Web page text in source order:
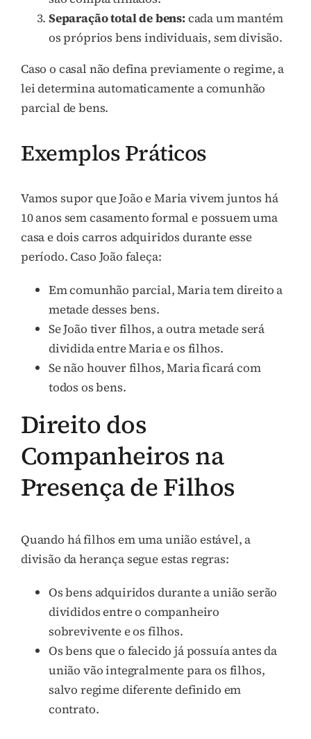
Separação total de bens:cada um mantém
os próprios bens individuais, sem divisão.
Caso o casal não defina previamente o regime, a
lei determina automaticamente a comunhão
parcial de bens.
Exemplos Práticos
Vamos supor que João e Maria vivem juntos há
10 anos sem casamento formal e possuem uma
casa e dois carros adquiridos durante esse
período. Caso João faleça:
Em comunhão parcial, Maria tem direito a
metade desses bens.
Se João tiver filhos, a outra metade será
dividida entre Maria e os filhos.
Se não houver filhos, Maria ficará com
todos os bens.
Direito dos
Companheiros na
Presença de Filhos
Quando há filhos em uma união estável, a
divisão da herança segue estas regras:
Os bens adquiridos durante a união serão
divididos entre o companheiro
sobrevivente e os filhos.
Os bens que o falecido já possuía antes da
união vão integralmente para os filhos,
salvo regime diferente definido em
contrato.